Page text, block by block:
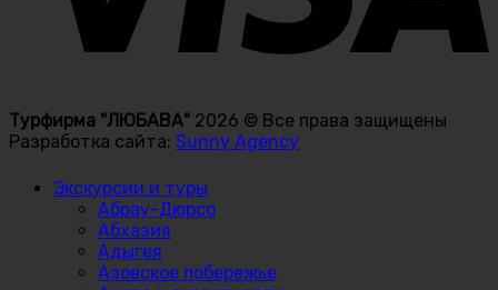
Турфирма "ЛЮБАВА" 2026 © Все права защищены
Разработка сайта: Sunny Agency
Экскурсии и туры
Абрау-Дюрсо
Абхазия
Адыгея
Азовское побережье